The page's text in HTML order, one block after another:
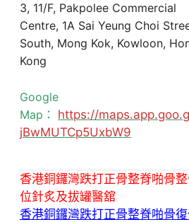
3, 11/F, Pakpolee Commercial
Centre, 1A Sai Yeung Choi
South, Mong Kok, Kowloon,
Kong
Google
Map： https://
jBwMUTCp5UxbW9
香港銅鑼灣跌打正骨整脊啪骨
位針炙及拔罐醫舘
香港銅鑼灣跌打正骨整脊啪骨